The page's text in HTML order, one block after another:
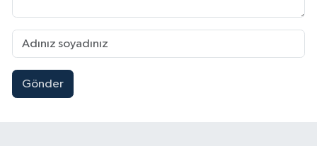
Gönder